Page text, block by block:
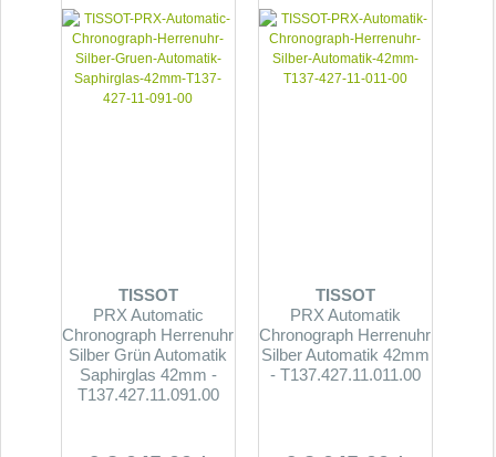
TISSOT
PRX Automatic
Chronograph Herrenuhr
Silber Grün Automatik
Saphirglas 42mm -
T137.427.11.091.00
TISSOT
PRX Automatik
Chronograph Herrenuhr
Silber Automatik 42mm
- T137.427.11.011.00